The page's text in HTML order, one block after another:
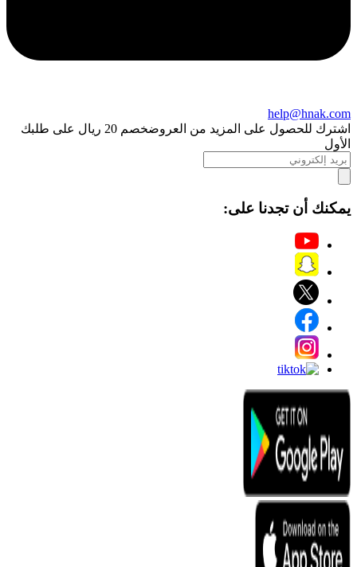
help@hnak.com
اشترك للحصول على المزيد من العروض
خصم 20 ريال على طلبك
الأول
يمكنك أن تجدنا على: